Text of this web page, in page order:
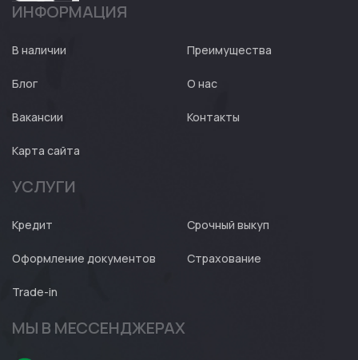
Авто
ИНФОРМАЦИЯ
В наличии Преимущества
Блог О нас
Вакансии Контакты
Карта сайта
УСЛУГИ
Кредит Срочный выкуп
Оформление документов Страхование
Trade-in
МЫ В МЕССЕНДЖЕРАХ